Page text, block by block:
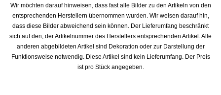
Wir möchten darauf hinweisen, dass fast alle Bilder zu den Artikeln von den
entsprechenden Herstellern übernommen wurden. Wir weisen darauf hin,
dass diese Bilder abweichend sein können. Der Lieferumfang beschränkt
sich auf den, der Artikelnummer des Herstellers entsprechenden Artikel. Alle
anderen abgebildeten Artikel sind Dekoration oder zur Darstellung der
Funktionsweise notwendig. Diese Artikel sind kein Lieferumfang. Der Preis
ist pro Stück angegeben.